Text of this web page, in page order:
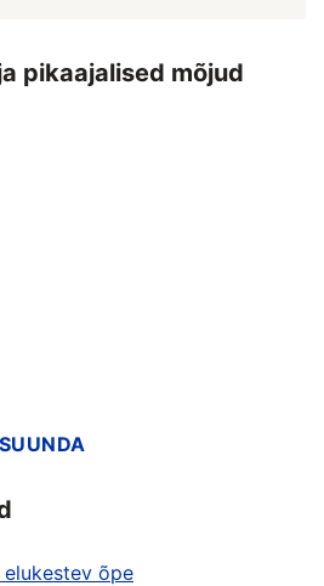
pikaajalised mõjud
õpe